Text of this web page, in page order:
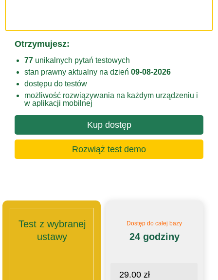
Otrzymujesz:
77 unikalnych pytań testowych
stan prawny aktualny na dzień 09-08-2026
dostępu do testów
możliwość rozwiązywania na każdym urządzeniu i
w aplikacji mobilnej
Kup dostęp
Rozwiąż test demo
Test z wybranej
ustawy
Dostęp do całej bazy
24 godziny
29.00 zł